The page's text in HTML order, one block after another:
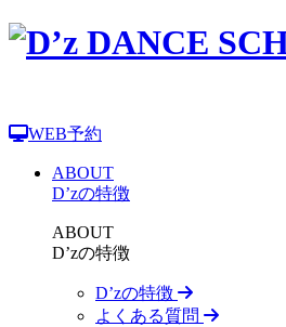
WEB予約
ABOUT
D’zの特徴
ABOUT
D’zの特徴
D’zの特徴
よくある質問